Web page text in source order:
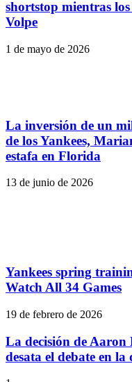
shortstop mientras
Volpe
1 de mayo de 2026
La inversión de un
de los Yankees,
estafa en Florida
13 de junio de 2026
Yankees spring
Watch All 34 Games
19 de febrero de 2026
La decisión de Aaron
desata el debate en la